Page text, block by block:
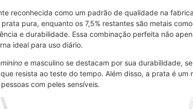
reconhecida como um padrão de qualidade na
pura, enquanto os 7,5% restantes são metais
e durabilidade. Essa combinação perfeita não
ideal para uso diário.
e masculino se destacam por sua durabilidade,
resista ao teste do tempo. Além disso, a prata é um
com peles sensíveis.